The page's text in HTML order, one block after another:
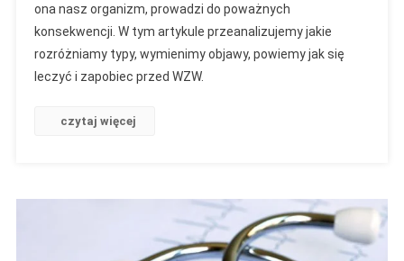
–
Typy,
ona nasz organizm, prowadzi do poważnych
konsekwencji. W tym artykule przeanalizujemy jakie
rozróżniamy typy, wymienimy objawy, powiemy jak się
leczyć i zapobiec przed WZW.
czytaj więcej